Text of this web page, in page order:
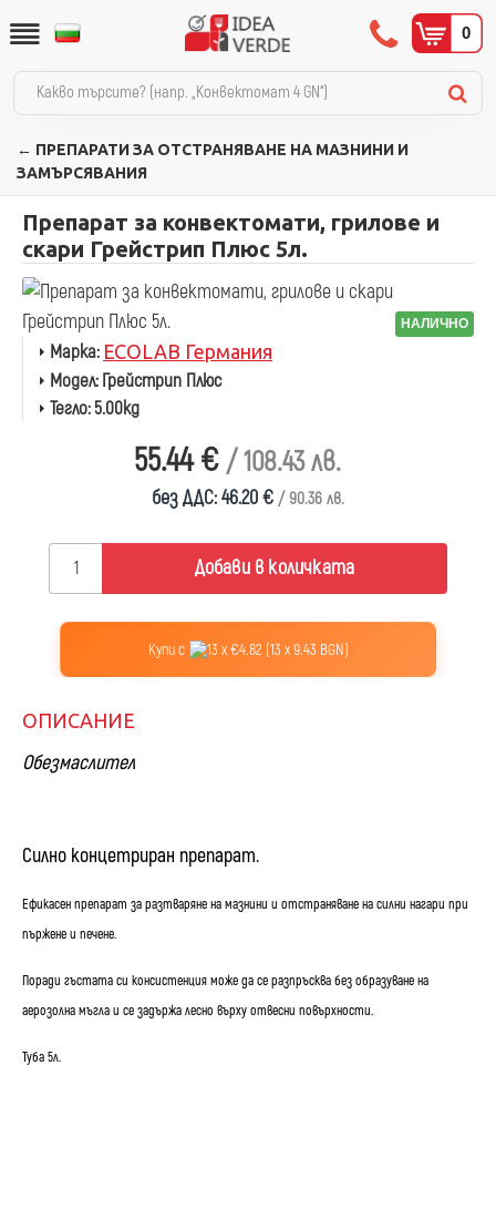
0
← ПРЕПАРАТИ ЗА ОТСТРАНЯВАНЕ НА МАЗНИНИ И
ЗАМЪРСЯВАНИЯ
Препарат за конвектомати, грилове и
скари Грейстрип Плюс 5л.
НАЛИЧНО
55.44 € / 108.43 лв.
без ДДС: 46.20 € / 90.36 лв.
Марка: ECOLAB Германия
Модел:Грейстрип Плюс
Тегло:5.00kg
Добави в количката
Купи с 13 x €4.82 (13 x 9.43 BGN)
ОПИСАНИЕ
Обезмаслител
Силно концетриран препарат.
Ефикасен препарат за разтваряне на мазнини и отстраняване на силни нагари при
пържене и печене.
Поради гъстата си консистенция може да се разпръсква без образуване на
аерозолна мъгла и се задържа лесно върху отвесни повърхности.
Туба 5л.